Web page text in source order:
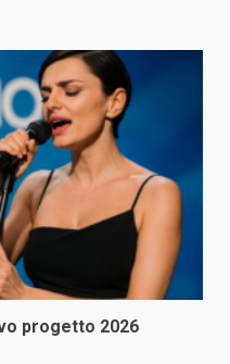
progetto 2026